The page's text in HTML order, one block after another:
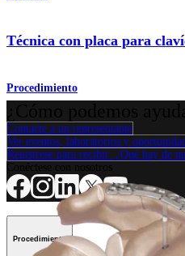
Técnica con placa para
Procedimiento
Contacte a un representante
Ver eventos, laboratorios y
Regístrese para recibir: ¿Qué hay de
Procedimiento